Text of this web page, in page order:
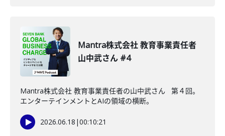
Mantra株式会社 教育事業責任者
山中武さん #4
Mantra株式会社 教育事業責任者の山中武さん 第４回。
エンターテインメントとAIの領域の横断。
2026.06.18 |00:10:21